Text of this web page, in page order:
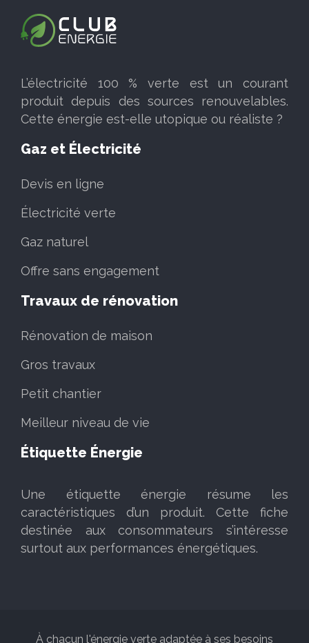
L’électricité 100 % verte est un courant
produit depuis des sources renouvelables.
Cette énergie est-elle utopique ou réaliste ?
Gaz et Électricité
Devis en ligne
Électricité verte
Gaz naturel
Offre sans engagement
Travaux de rénovation
Rénovation de maison
Gros travaux
Petit chantier
Meilleur niveau de vie
Étiquette Énergie
Une étiquette énergie résume les
caractéristiques d’un produit. Cette fiche
destinée aux consommateurs s’intéresse
surtout aux performances énergétiques.
À chacun l'énergie verte adaptée à ses besoins